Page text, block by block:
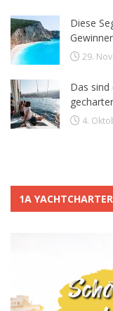
Diese
29.
Das
4.
1A YACHTCHARTER